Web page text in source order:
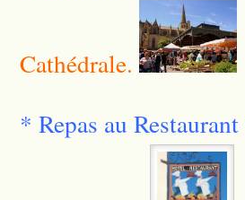
Cathédrale.
* Repas au Restaurant